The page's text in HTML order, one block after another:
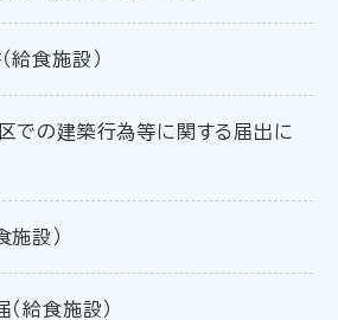
給食施設）
での建築行為等に関する届出に
施設）
給食施設）